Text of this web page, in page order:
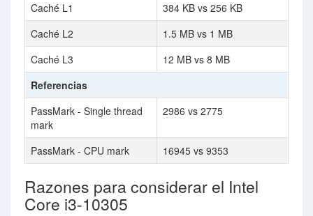
Caché L1
384 KB vs 256 KB
Caché L2
1.5 MB vs 1 MB
Caché L3
12 MB vs 8 MB
Referencias
PassMark - Single thread
mark
2986 vs 2775
PassMark - CPU mark 16945 vs 9353
Razones para considerar el Intel
Core i3-10305